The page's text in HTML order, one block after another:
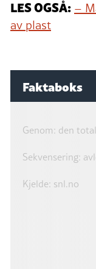
LES OGSÅ: –
av plast
Faktaboks
Genom: den
Sekvensering:
Kjelde: snl.no